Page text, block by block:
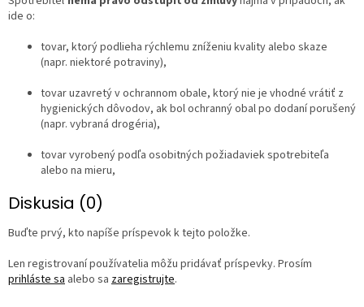
ide o:
tovar, ktorý podlieha rýchlemu zníženiu kvality alebo skaze
(napr. niektoré potraviny),
tovar uzavretý v ochrannom obale, ktorý nie je vhodné vrátiť z
hygienických dôvodov, ak bol ochranný obal po dodaní porušený
(napr. vybraná drogéria),
tovar vyrobený podľa osobitných požiadaviek spotrebiteľa
alebo na mieru,
Diskusia (0)
Buďte prvý, kto napíše príspevok k tejto položke.
Len registrovaní používatelia môžu pridávať príspevky. Prosím
prihláste sa alebo sa zaregistrujte.